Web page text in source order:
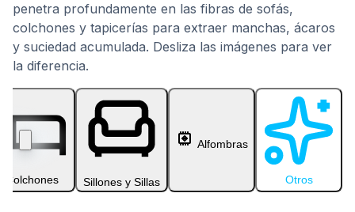
penetra profundamente en las fibras de sofás,
colchones y tapicerías para extraer manchas, ácaros
y suciedad acumulada. Desliza las imágenes para ver
la diferencia.
Colchones Sillones y Sillas
Alfombras
Otros